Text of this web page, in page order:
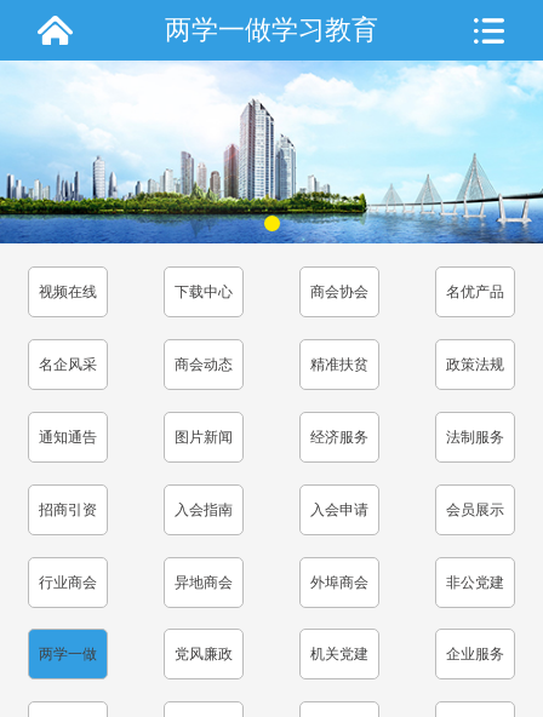
两学一做学习教育
视频在线 下载中心 商会协会 名优产品
名企风采 商会动态 精准扶贫 政策法规
通知通告 图片新闻 经济服务 法制服务
招商引资 入会指南 入会申请 会员展示
行业商会 异地商会 外埠商会 非公党建
两学一做 党风廉政 机关党建 企业服务